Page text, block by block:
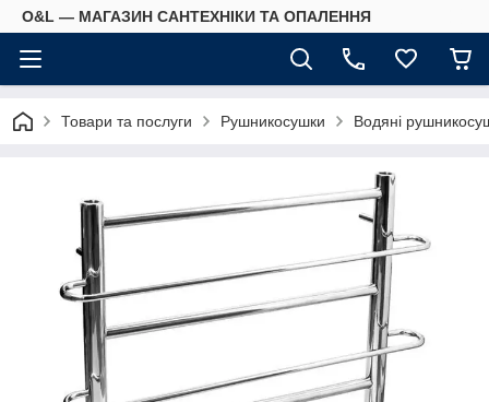
O&L — МАГАЗИН САНТЕХНІКИ ТА ОПАЛЕННЯ
Товари та послуги Рушникосушки Водяні